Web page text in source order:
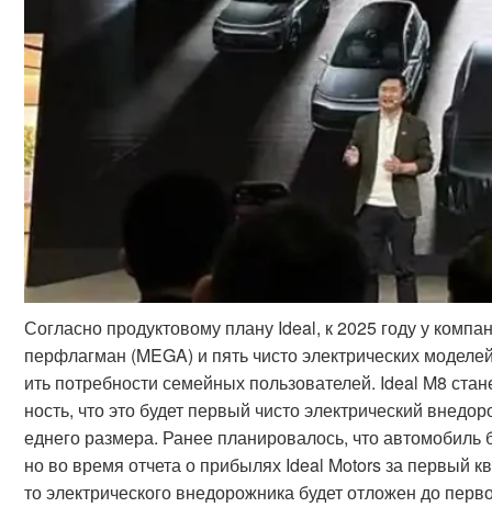
Согласно продуктовому плану Ideal, к 2025 году у
перфлагман (MEGA) и пять чисто электрических
ить потребности семейных пользователей. Ideal M8
ность, что это будет первый чисто электрический
еднего размера. Ранее планировалось, что
но во время отчета о прибылях Ideal Motors за первый
то электрического внедорожника будет отложен до